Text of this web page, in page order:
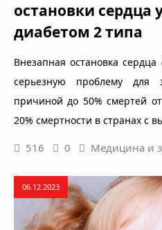
остановки сердца
диабетом 2 типа
Внезапная остановка
серьезную проблему для
причиной до 50% смертей
20% смертности в странах с
516 0 Медицина и
06.12.2023